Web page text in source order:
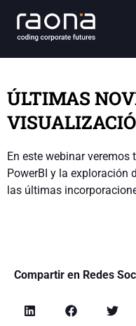
ÚLTIMAS
En este webinar
PowerBI y la exploración
las últimas
Compartir en Redes